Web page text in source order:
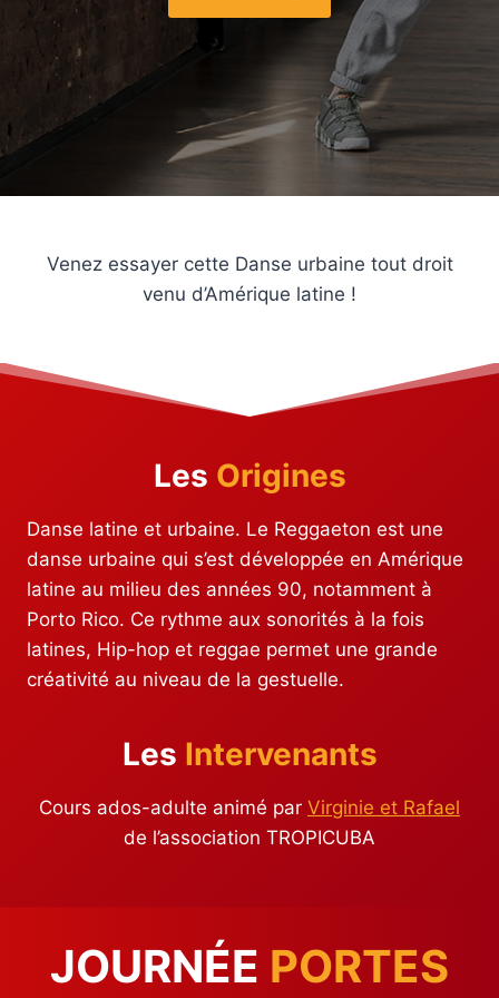
Venez essayer cette Danse urbaine tout droit
venu d’Amérique latine !
Les Origines
Danse latine et urbaine. Le Reggaeton est une
danse urbaine qui s’est développée en Amérique
latine au milieu des années 90, notamment à
Porto Rico. Ce rythme aux sonorités à la fois
latines, Hip-hop et reggae permet une grande
créativité au niveau de la gestuelle.
Les Intervenants
Cours ados-adulte animé par Virginie et Rafael
de l’association TROPICUBA
JOURNÉE PORTES